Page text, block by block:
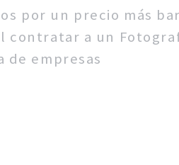
por un precio más
a un
de empresas